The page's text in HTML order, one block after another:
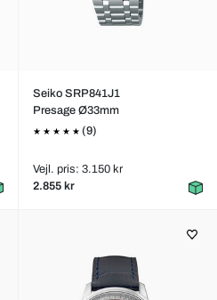
Seiko SRP841J1
Presage Ø33mm
(9)
Vejl. pris: 3.150 kr
2.855 kr